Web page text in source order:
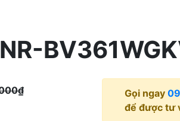
Gọi ngay
để được tư